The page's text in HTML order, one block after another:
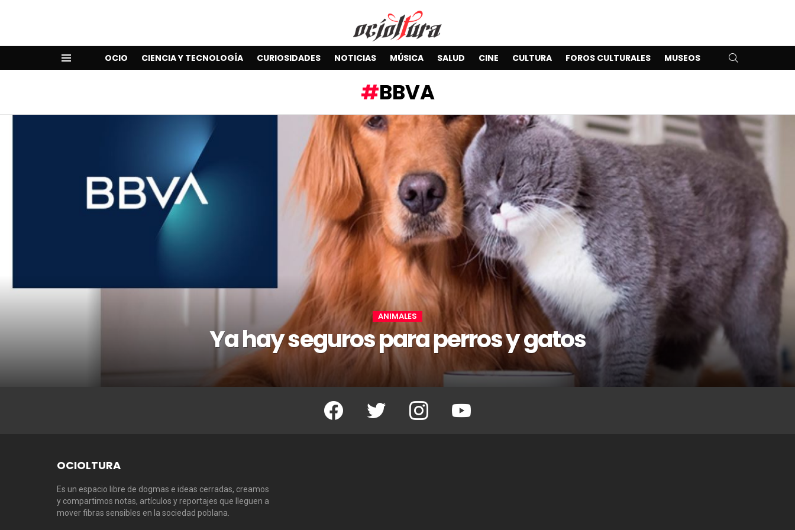
OCIO CIENCIA Y TECNOLOGÍA CURIOSIDADES NOTICIAS MÚSICA SALUD CINE CULTURA FOROS CULTURALES MUSEOS
BBVA
ANIMALES
Ya hay seguros para perros y gatos
Facebook Twitter Instagram Youtube
OCIOLTURA
Es un espacio libre de dogmas e ideas cerradas, creamos
y compartimos notas, artículos y reportajes que lleguen a
mover fibras sensibles en la sociedad poblana.